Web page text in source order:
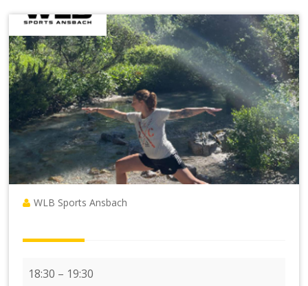
WLB Sports Ansbach
18:30 – 19:30